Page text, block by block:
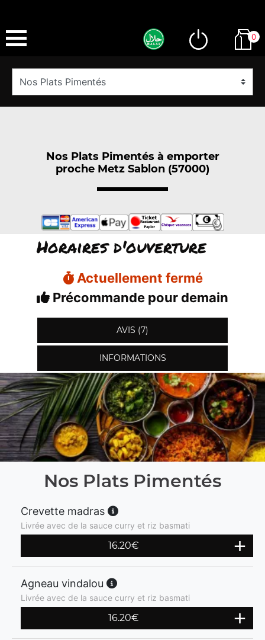
0
Nos Plats Pimentés à emporter
proche Metz Sablon (57000)
Horaires d'ouverture
Actuellement fermé
Précommande pour demain
AVIS (7)
INFORMATIONS
Nos Plats Pimentés
Crevette madras
Livrée avec de la sauce curry et riz basmati
16.20€
Agneau vindalou
Livrée avec de la sauce curry et riz basmati
16.20€